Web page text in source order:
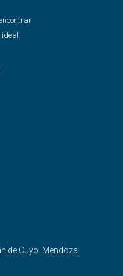
de Cuyo. Mendoza.